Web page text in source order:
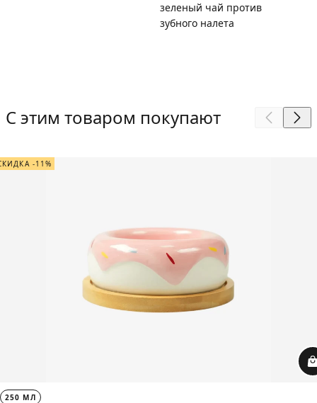
зеленый чай против
зубного налета
С этим товаром покупают
-11%
250 МЛ